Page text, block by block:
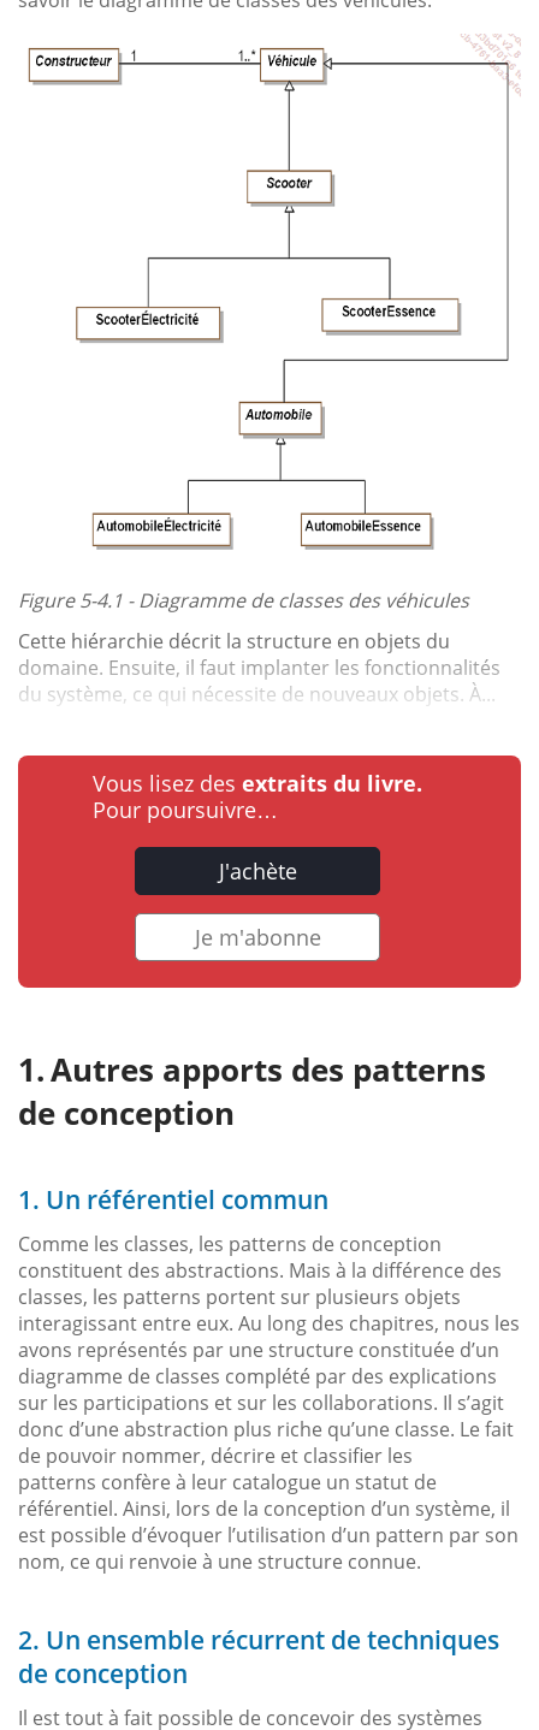
Figure 5-4.1 - Diagramme de classes des véhicules
Cette hiérarchie décrit la structure en objets du
domaine. Ensuite, il faut implanter les fonctionnalités
du système, ce qui nécessite de nouveaux objets. À...
Vous lisez des extraits du livre.
Pour poursuivre…
J'achète
Je m'abonne
Autres apports des patterns
de conception
1. Un référentiel commun
Comme les classes, les patterns de conception
constituent des abstractions. Mais à la différence des
classes, les patterns portent sur plusieurs objets
interagissant entre eux. Au long des chapitres, nous les
avons représentés par une structure constituée d’un
diagramme de classes complété par des explications
sur les participations et sur les collaborations. Il s’agit
donc d’une abstraction plus riche qu’une classe. Le fait
de pouvoir nommer, décrire et classifier les
patterns confère à leur catalogue un statut de
référentiel. Ainsi, lors de la conception d’un système, il
est possible d’évoquer l’utilisation d’un pattern par son
nom, ce qui renvoie à une structure connue.
2. Un ensemble récurrent de techniques
de conception
Il est tout à fait possible de concevoir des systèmes